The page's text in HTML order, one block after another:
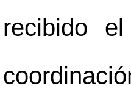
recibido